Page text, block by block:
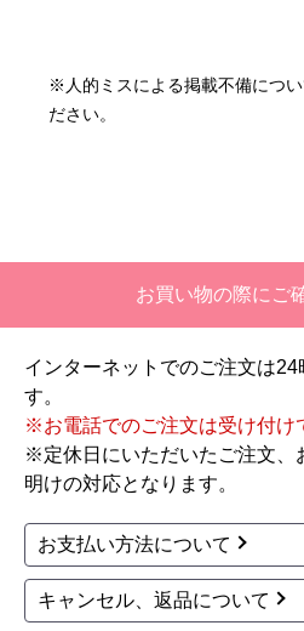
【注文からどのくらいで届
【その他感想・コメント】
１．５点は、少々工事が雑。
過去の業者で一番最低。良
つ、愛想が良かったこと。
なにかも分からない。少々不
工事後は、初期設定や取り扱
※人的ミスによる掲載不備につい
ださい。
お買い物の際にご
インターネットでのご注文は24
す。
※お電話でのご注文は受け付け
※定休日にいただいたご注文、
明けの対応となります。
お支払い方法について
キャンセル、返品について